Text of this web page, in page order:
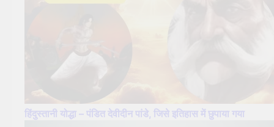
हिंदुस्तानी योद्धा – पंडित देवीदीन पांडे, जिसे इतिहास में छुपाया गया